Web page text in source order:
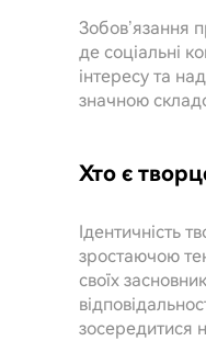
Зобов’язання
де соціальні
інтересу та
значною
Хто є
Ідентичність
зростаючою
своїх
зосередитися